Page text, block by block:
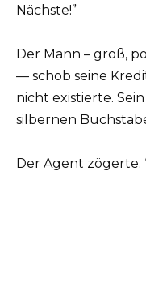
Nächste!”
Der Mann – groß,
— schob seine
nicht existierte.
silbernen
Der Agent zögerte.